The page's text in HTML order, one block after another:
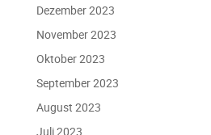
Dezember 2023
November 2023
Oktober 2023
September 2023
August 2023
Juli 2023